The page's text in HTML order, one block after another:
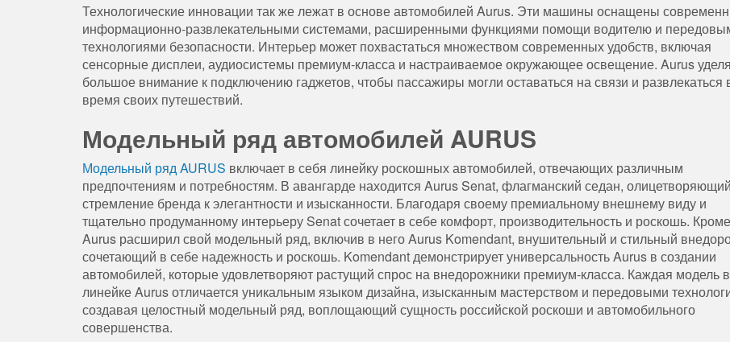
Технологические инновации так же лежат в основе автомобилей Aurus. Эти машины оснащены
информационно-развлекательными системами, расширенными функциями помощи водителю и
технологиями безопасности. Интерьер может похвастаться множеством современных удобств, включая
сенсорные дисплеи, аудиосистемы премиум-класса и настраиваемое окружающее освещение. Aurus
большое внимание к подключению гаджетов, чтобы пассажиры могли оставаться на связи и развлекаться
время своих путешествий.
Модельный ряд автомобилей AURUS
Модельный ряд AURUS включает в себя линейку роскошных автомобилей, отвечающих различным
предпочтениям и потребностям. В авангарде находится Aurus Senat, флагманский седан, олицетворяющий
стремление бренда к элегантности и изысканности. Благодаря своему премиальному внешнему виду и
тщательно продуманному интерьеру Senat сочетает в себе комфорт, производительность и роскошь.
Aurus расширил свой модельный ряд, включив в него Aurus Komendant, внушительный и стильный
сочетающий в себе надежность и роскошь. Komendant демонстрирует универсальность Aurus в создании
автомобилей, которые удовлетворяют растущий спрос на внедорожники премиум-класса. Каждая модель в
линейке Aurus отличается уникальным языком дизайна, изысканным мастерством и передовыми
создавая целостный модельный ряд, воплощающий сущность российской роскоши и автомобильного
совершенства.